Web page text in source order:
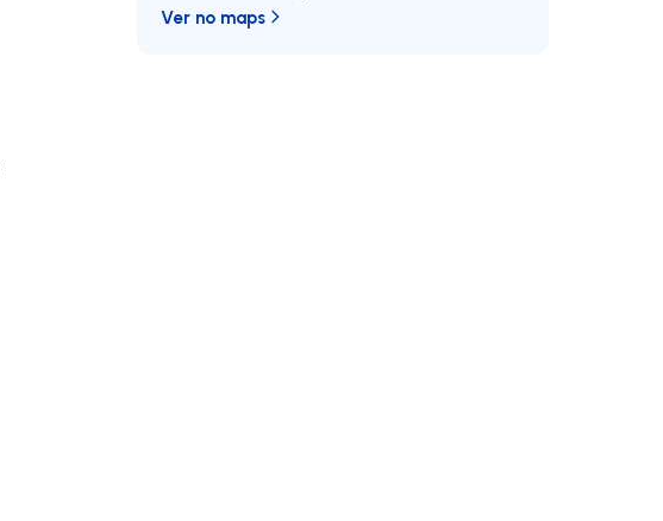
Ver no maps